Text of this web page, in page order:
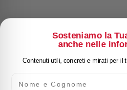
Sosteniamo la
anche nelle
Contenuti utili, concreti e mirati per il